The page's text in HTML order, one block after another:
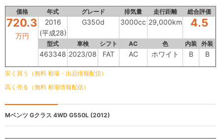
価格 年式 グレード 排気量 走行距離 総合評価
720.3
万円
2016
(平成28)
G350d 3000cc 29,000km 4.5
型式 車検 シフト AC 色 内装 外装
463348 2023/08 FAT AC ホワイト B B
安く買う（無料 相場・出品情報配信）
高く売る（無料 相場情報配信）
Mベンツ Gクラス 4WD G550L (2012)